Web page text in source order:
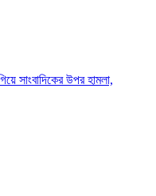
সাংবাদিকের উপর হামলা,